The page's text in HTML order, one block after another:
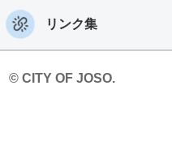
リンク集
© CITY OF JOSO.